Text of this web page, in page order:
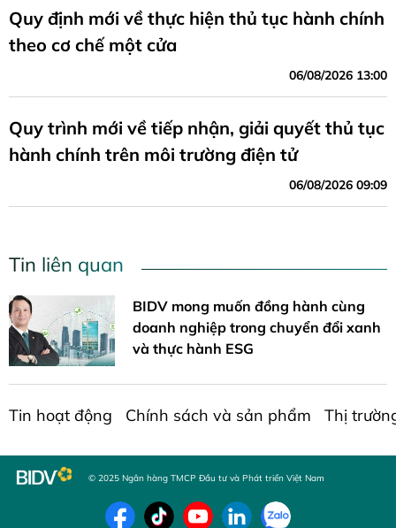
Quy định mới về thực hiện thủ tục hành chính
theo cơ chế một cửa
06/08/2026 13:00
Quy trình mới về tiếp nhận, giải quyết thủ tục
hành chính trên môi trường điện tử
06/08/2026 09:09
Tin liên quan
BIDV mong muốn đồng hành cùng
doanh nghiệp trong chuyển đổi xanh
và thực hành ESG
Tin hoạt động Chính sách và sản phẩm Thị
© 2025 Ngân hàng TMCP Đầu tư và Phát triển Việt Nam